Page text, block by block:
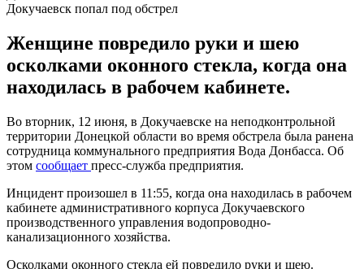
Докучаевск попал под обстрел
Женщине повредило руки и шею
осколками оконного стекла, когда она
находилась в рабочем кабинете.
Во вторник, 12 июня, в Докучаевске на неподконтрольной
территории Донецкой области во время обстрела была ранена
сотрудница коммунального предприятия Вода Донбасса. Об
этом сообщает пресс-служба предприятия.
Инцидент произошел в 11:55, когда она находилась в рабочем
кабинете административного корпуса Докучаевского
производственного управления водопроводно-
канализационного хозяйства.
Осколками оконного стекла ей повредило руки и шею.